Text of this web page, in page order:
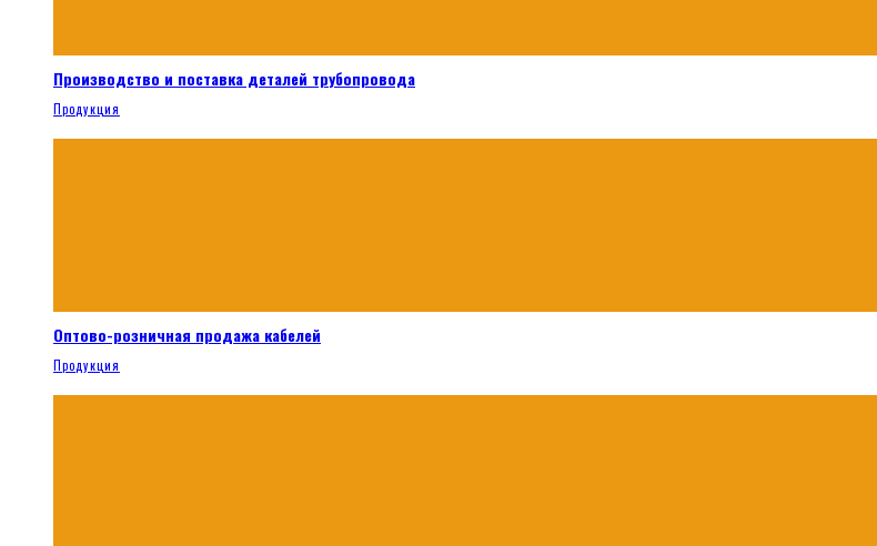
Производство и поставка деталей трубопровода
Продукция
Оптово-розничная продажа кабелей
Продукция